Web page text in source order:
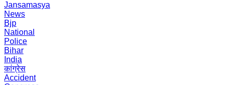
Jansamasya
News
Bjp
National
Police
Bihar
India
कांग्रेस
Accident